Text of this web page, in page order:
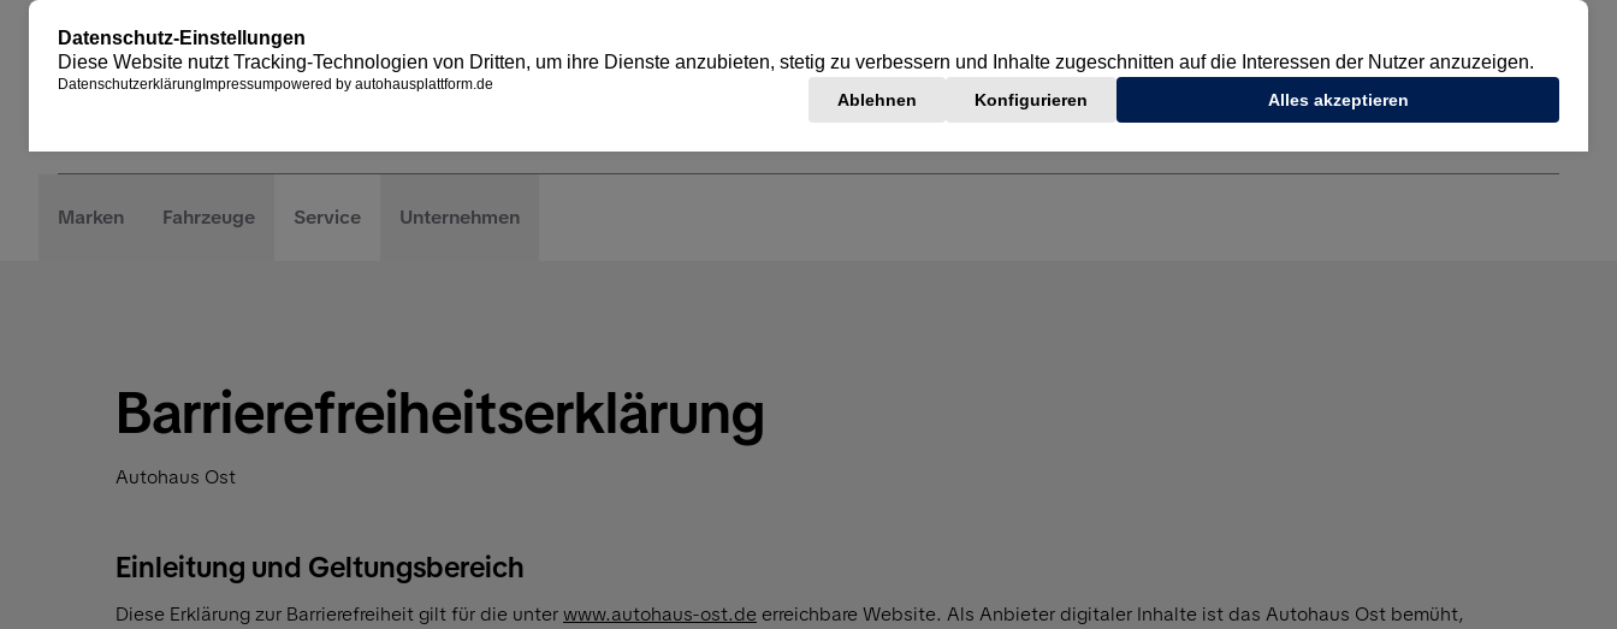
Marken Fahrzeuge Service Unternehmen
Barrierefreiheitserklärung
Autohaus Ost
Einleitung und Geltungsbereich
Diese Erklärung zur Barrierefreiheit gilt für die unterwww.autohaus-ost.de erreichbare Website. Als Anbieter digitaler Inhalte ist das Autohaus Ost bemüht,